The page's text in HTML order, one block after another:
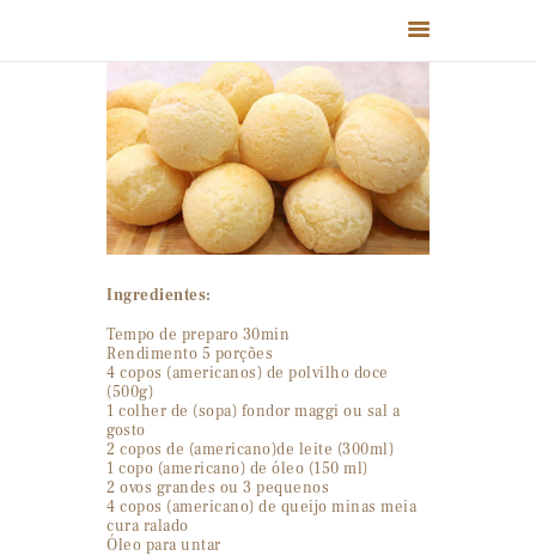
HOME
QUEM SOMOS
PRODUTOS
RECEITAS
FALE CONOSCO
Ingredientes:
Tempo de preparo 30min
Rendimento 5 porções
4 copos (americanos) de polvilho doce
(500g)
1 colher de (sopa) fondor maggi ou sal a
gosto
2 copos de (americano)de leite (300ml)
1 copo (americano) de óleo (150 ml)
2 ovos grandes ou 3 pequenos
4 copos (americano) de queijo minas meia
cura ralado
Óleo para untar